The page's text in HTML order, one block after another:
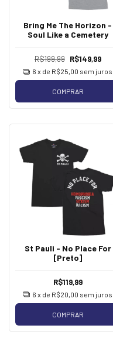
Bring Me The Horizon -
Soul Like a Cemetery
R$199,99 R$149,99
6 x de R$25,00 sem juros
COMPRAR
St Pauli - No Place For
[Preto]
R$119,99
6 x de R$20,00 sem juros
COMPRAR